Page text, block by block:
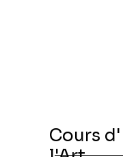
Cours